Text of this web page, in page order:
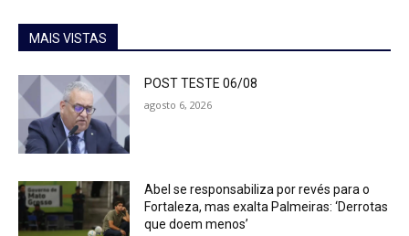
MAIS VISTAS
POST TESTE 06/08
agosto 6, 2026
Abel se responsabiliza por revés para o
Fortaleza, mas exalta Palmeiras: ‘Derrotas
que doem menos’